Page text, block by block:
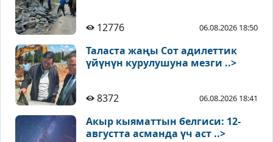
12776 06.08.2026 18:50
Таласта жаңы Сот адилеттик
үйүнүн курулушуна мезги ..>
8372 06.08.2026 18:41
Акыр кыяматтын белгиси: 12-
августта асманда үч аст ..>